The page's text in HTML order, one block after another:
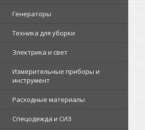
Генераторы
Техника для уборки
Электрика и свет
Измерительные приборы и
инструмент
Расходные материалы
Спецодежда и СИЗ